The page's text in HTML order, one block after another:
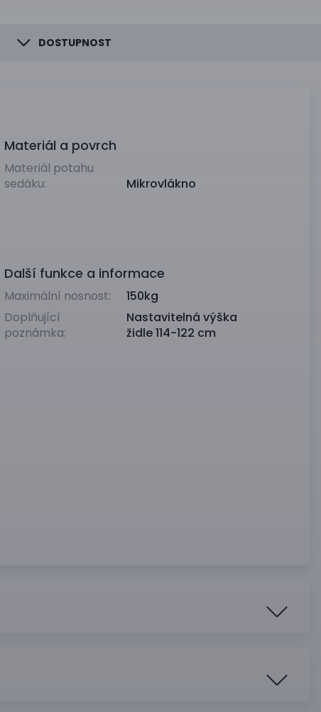
DOSTUPNOST
Materiál a povrch
Materiál potahu
sedáku:
Mikrovlákno
Další funkce a informace
Maximální nosnost:
150kg
Doplňující
poznámka:
Nastavitelná výška
židle 114-122 cm